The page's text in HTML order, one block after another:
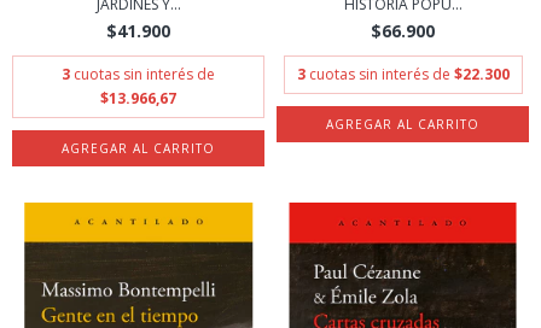
$41.900
3 cuotas sin interés de
$13.966,67
$66.900
3 cuotas sin interés de $22.300